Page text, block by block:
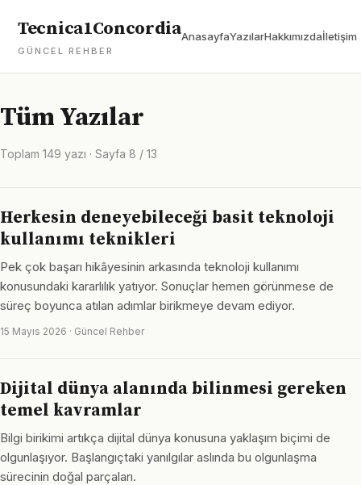
Tecnica1Concordia
GÜNCEL REHBER
AnasayfaYazılarHakkımızdaİletişim
Tüm Yazılar
Toplam 149 yazı · Sayfa 8 / 13
Herkesin deneyebileceği basit teknoloji
kullanımı teknikleri
Pek çok başarı hikâyesinin arkasında teknoloji kullanımı
konusundaki kararlılık yatıyor. Sonuçlar hemen görünmese de
süreç boyunca atılan adımlar birikmeye devam ediyor.
15 Mayıs 2026 · Güncel Rehber
Dijital dünya alanında bilinmesi gereken
temel kavramlar
Bilgi birikimi artıkça dijital dünya konusuna yaklaşım biçimi de
olgunlaşıyor. Başlangıçtaki yanılgılar aslında bu olgunlaşma
sürecinin doğal parçaları.